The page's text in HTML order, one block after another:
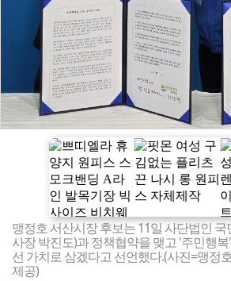
맹정호 서산시장 후보는 11일 사단법인
사장 박진도)과 정책협약을 맺고 '주민행
선 가치로 삼겠다고 선언했다.(사진=맹정
제공)